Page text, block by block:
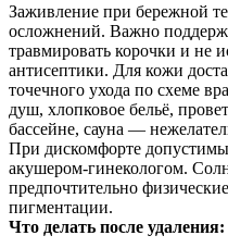
Заживление при бережной
осложнений. Важно
травмировать корочки и не
антисептики. Для кожи
точечного ухода по схеме
душ, хлопковое бельё,
бассейне, сауна —
При дискомфорте
акушером-гинекологом.
предпочтительно
пигментации.
Что делать после удаления: